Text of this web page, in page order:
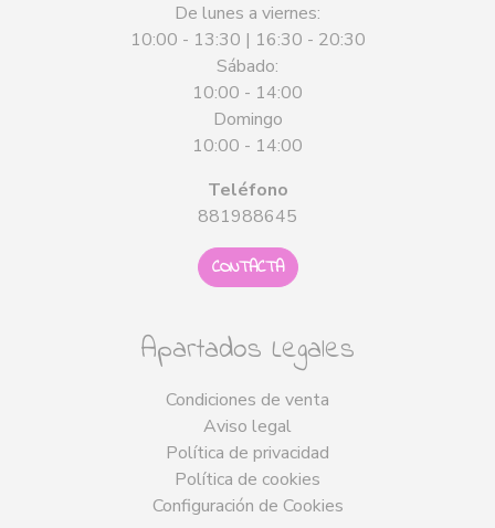
De lunes a viernes:
10:00 - 13:30 | 16:30 - 20:30
Sábado:
10:00 - 14:00
Domingo
10:00 - 14:00
Teléfono
881988645
CONTACTA
Apartados Legales
Condiciones de venta
Aviso legal
Política de privacidad
Política de cookies
Configuración de Cookies